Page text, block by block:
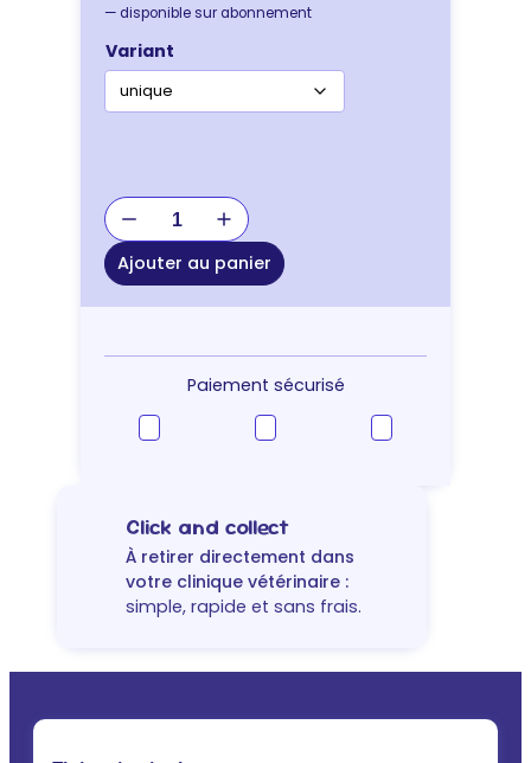
— disponible sur abonnement
Variant
quantité
de
HARNAIS
CHAT
FISHBONESTAR
Ajouter au panier
Paiement sécurisé
Click and collect
À retirer directement dans
votre clinique vétérinaire :
simple, rapide et sans frais.